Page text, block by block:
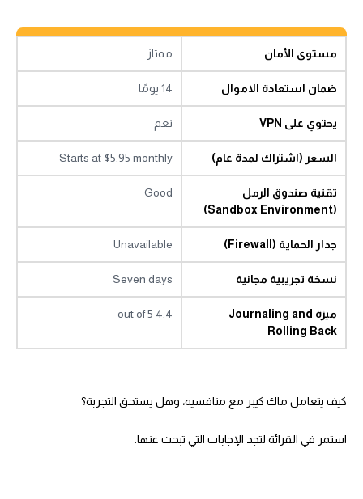
مستوى الأمان ممتاز
ضمان استعادة الاموال 14 يومًا
يحتوي على VPN نعم
السعر (اشتراك لمدة عام) Starts at $5.95 monthly
تقنية صندوق الرمل
(Sandbox Environment)
Good
جدار الحماية (Firewall) Unavailable
نسخة تجريبية مجانية Seven days
ميزة Journaling and
Rolling Back
4.4 out of 5
كيف يتعامل ماك كيبر مع منافسيه، وهل يستحق التجربة؟
استمر في القرائة لتجد الإجابات التي تبحث عنها.